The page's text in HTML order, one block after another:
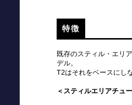
特徴
既存のスティル・エリ
デル。
T2はそれをベースにし
＜スティルエリアチュ